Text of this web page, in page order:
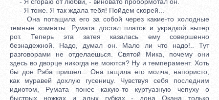
- Я тоже. Я так ждала тебя! Пойдем скорей...
Она потащила его за собой через какие-то холодные
темные комнаты. Румата достал платок и украдкой вытер
рот. Теперь эта затея казалась ему совершенно
безнадежной. Надо, думал он. Мало ли что надо!.. Тут
разговорами не отделаешься. Святой Мика, почему они
здесь во дворце никогда не моются? Ну и темперамент. Хоть
бы дон Рэба пришел... Она тащила его молча, напористо,
как муравей дохлую гусеницу. Чувствуя себя последним
идиотом, Румата понес какую-то куртуазную чепуху о
быстрых ножках и алых губках - дона Окана только